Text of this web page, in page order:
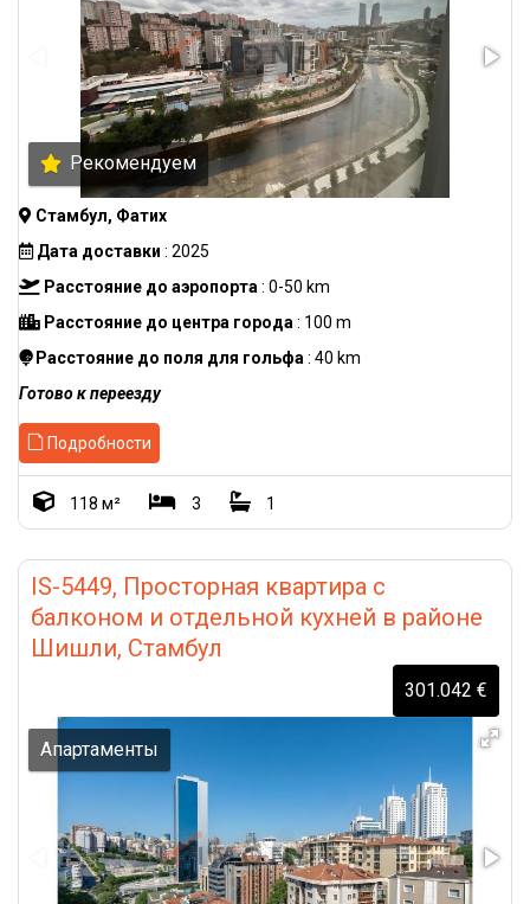
Рекомендуем
Стамбул, Фатих
Дата доставки : 2025
Расстояние до аэропорта : 0-50 km
Расстояние до центра города : 100 m
Расстояние до поля для гольфа : 40 km
Готово к переезду
Подробности
118 м² 3 1
IS-5449, Просторная квартира с
балконом и отдельной кухней в районе
Шишли, Стамбул
301.042 €
Апартаменты